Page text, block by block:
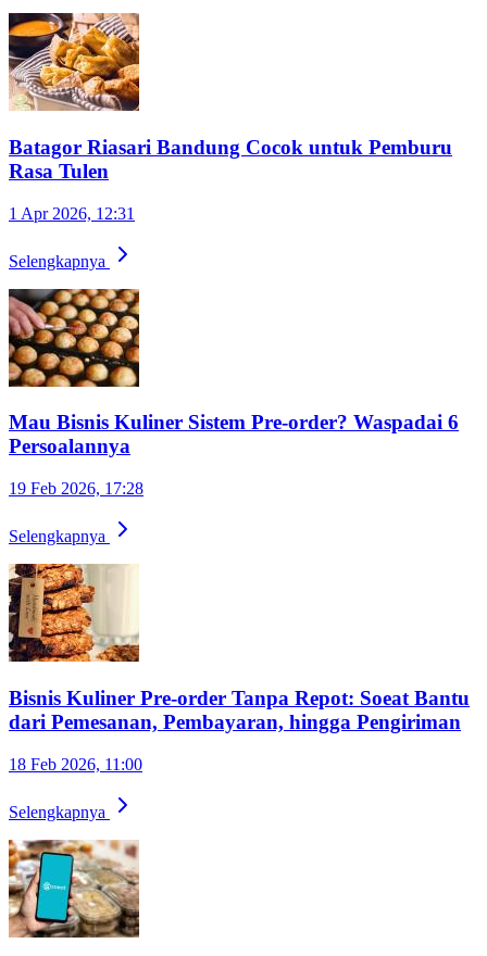
Batagor Riasari Bandung Cocok untuk Pemburu
Rasa Tulen
1 Apr 2026, 12:31
Selengkapnya
Mau Bisnis Kuliner Sistem Pre-order? Waspadai 6
Persoalannya
19 Feb 2026, 17:28
Selengkapnya
Bisnis Kuliner Pre-order Tanpa Repot: Soeat Bantu
dari Pemesanan, Pembayaran, hingga Pengiriman
18 Feb 2026, 11:00
Selengkapnya